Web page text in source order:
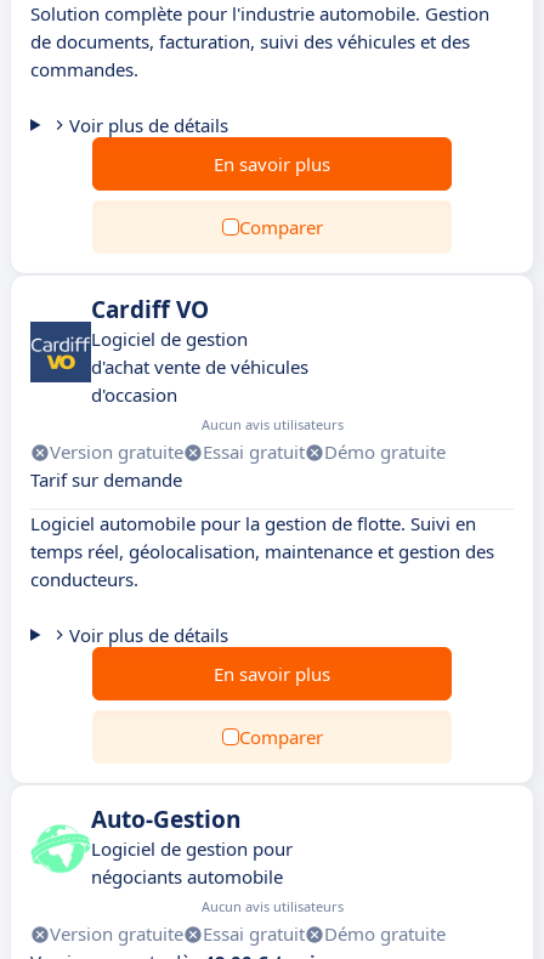
Solution complète pour l'industrie automobile. Gestion
de documents, facturation, suivi des véhicules et des
commandes.
Voir plus de détails
En savoir plus
Comparer
Cardiff VO
Logiciel de gestion
d'achat vente de véhicules
d'occasion
Aucun avis utilisateurs
Version gratuite Essai gratuit
Démo gratuite
Tarif sur demande
Logiciel automobile pour la gestion de flotte. Suivi en
temps réel, géolocalisation, maintenance et gestion des
conducteurs.
Voir plus de détails
En savoir plus
Comparer
Auto-Gestion
Logiciel de gestion pour
négociants automobile
Aucun avis utilisateurs
Version gratuite Essai gratuit
Démo gratuite